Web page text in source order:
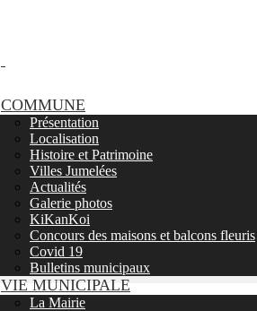
COMMUNE
Présentation
Localisation
Histoire et Patrimoine
Villes Jumelées
Actualités
Galerie photos
KiKanKoi
Concours des maisons et balcons fleuris
Covid 19
Bulletins municipaux
VIE MUNICIPALE
La Mairie